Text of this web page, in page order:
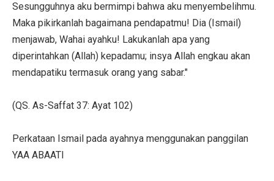
Sesungguhnya aku bermimpi bahwa aku menyembelihmu.
Maka pikirkanlah bagaimana pendapatmu! Dia (Ismail)
menjawab, Wahai ayahku! Lakukanlah apa yang
diperintahkan (Allah) kepadamu; insya Allah engkau akan
mendapatiku termasuk orang yang sabar."
(QS. As-Saffat 37: Ayat 102)
Perkataan Ismail pada ayahnya menggunakan panggilan
YAA ABAATI